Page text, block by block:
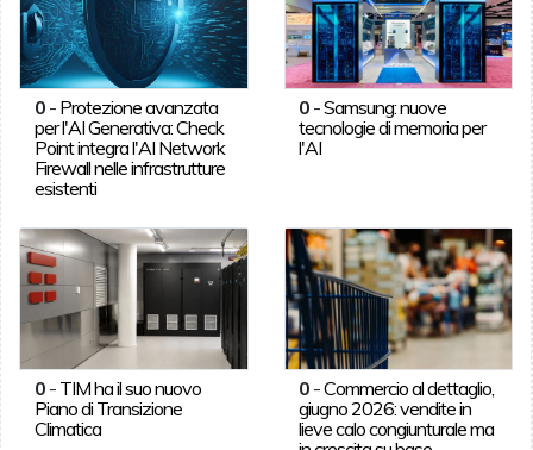
0- Protezione avanzata
per l'AI Generativa: Check
Point integra l'AI Network
Firewall nelle infrastrutture
esistenti
0 -Samsung: nuove
tecnologie di memoria per
l'AI
0- TIM ha il suo nuovo
Piano di Transizione
Climatica
0 -Commercio al dettaglio,
giugno 2026: vendite in
lieve calo congiunturale ma